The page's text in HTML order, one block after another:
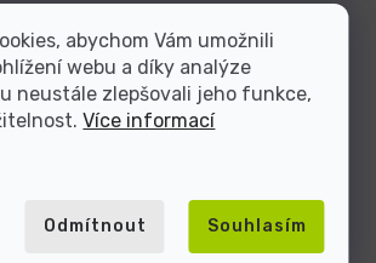
abychom Vám umožnili
webu a díky analýze
neustále zlepšovali jeho funkce,
Více informací
Odmítnout Souhlasím